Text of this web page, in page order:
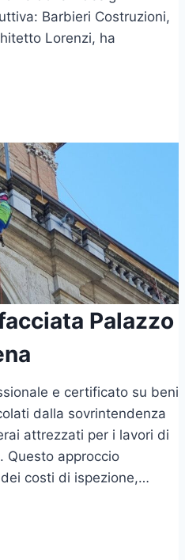
Barbieri Costruzioni,
Lorenzi, ha
Palazzo
e certificato su beni
dalla sovrintendenza
attrezzati per i lavori di
Questo approccio
costi di ispezione,…